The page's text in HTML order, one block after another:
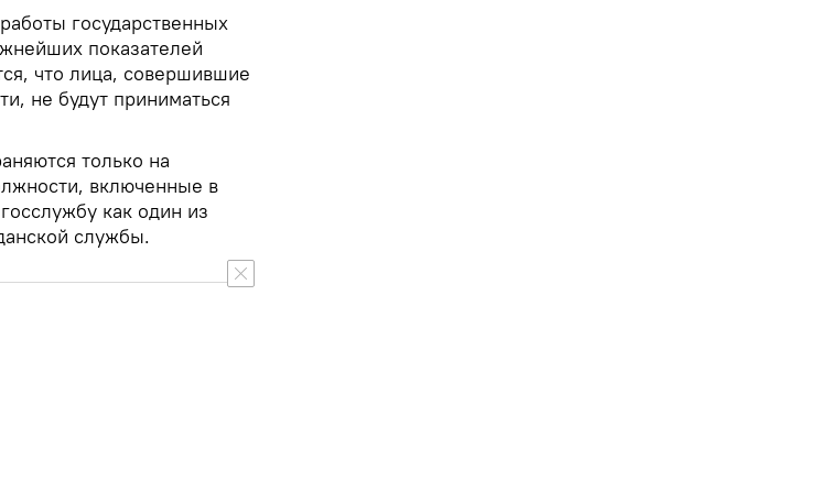
государственных
показателей
что лица, совершившие
не будут приниматься
только на
включенные в
как один из
службы.